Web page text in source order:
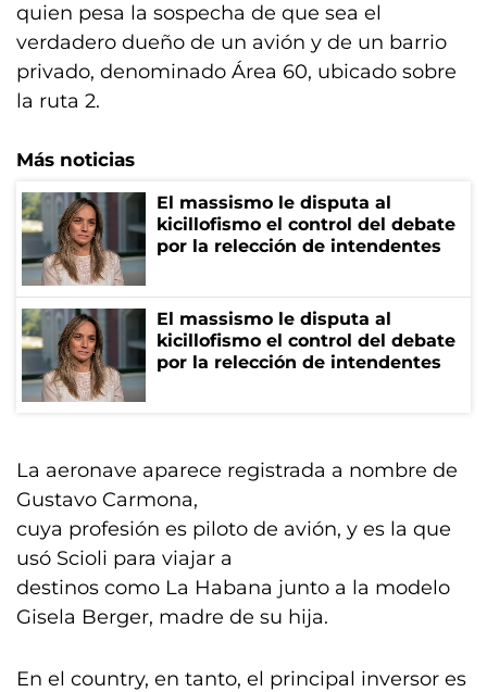
quien pesa la sospecha de que sea el
verdadero dueño de un avión y de un barrio
privado, denominado Área 60, ubicado sobre
la ruta 2.
Más noticias
El massismo le disputa al
kicillofismo el control del debate
por la relección de intendentes
El massismo le disputa al
kicillofismo el control del debate
por la relección de intendentes
La aeronave aparece registrada a nombre de
Gustavo Carmona,
cuya profesión es piloto de avión, y es la que
usó Scioli para viajar a
destinos como La Habana junto a la modelo
Gisela Berger, madre de su hija.
En el country, en tanto, el principal inversor es